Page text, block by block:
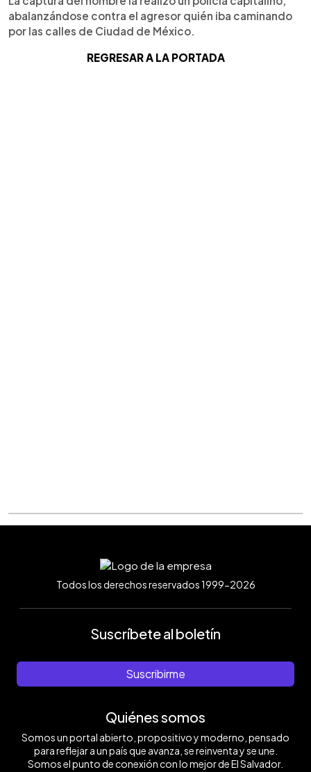
abalanzándose contra el agresor quién iba caminando
por las calles de Ciudad de México.
REGRESAR A LA PORTADA
Todos los derechos reservados 1999-2026
Suscríbete al boletín
Suscribirme
Quiénes somos
Somos un portal abierto, propositivo y moderno, pensado
para reflejar a un país que avanza, se reinventa y se une.
Somos el punto de conexión con lo mejor de El Salvador.